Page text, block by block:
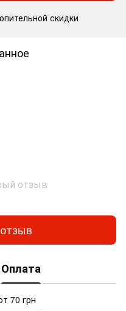
скидки
отзыв
Оплата
70 грн